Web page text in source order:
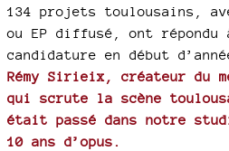
134 projets toulousains,
ou EP diffusé, ont répondu
candidature en début
Rémy Sirieix, créateur du
qui scrute la scène
était passé dans notre
10 ans d’opus.